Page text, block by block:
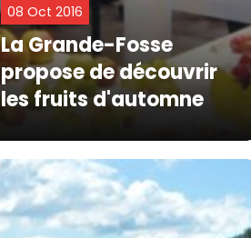
08 Oct 2016
La Grande-Fosse
propose de découvrir
les fruits d'automne